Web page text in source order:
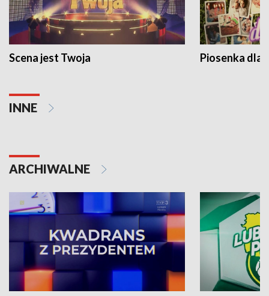
Scena jest Twoja Piosenka dla
INNE
ARCHIWALNE